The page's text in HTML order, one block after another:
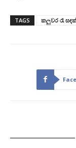
TAGS කලුවර රෑ